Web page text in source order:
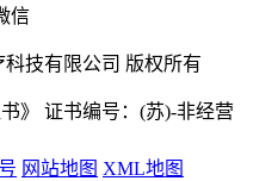
信
科技有限公司 版权所有
》 证书编号：(苏)-非经营
网站地图 XML地图